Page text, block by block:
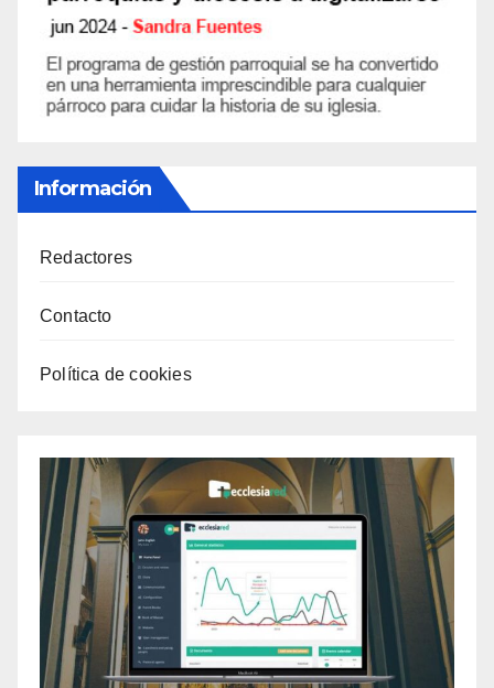
Información
Redactores
Contacto
Política de cookies